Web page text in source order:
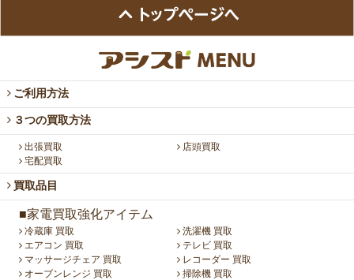
ご利用方法
３つの買取方法
出張買取
店頭買取
宅配買取
買取品目
■家電買取強化アイテム
冷蔵庫 買取
洗濯機 買取
エアコン 買取
テレビ 買取
マッサージチェア 買取
レコーダー 買取
オーブンレンジ 買取
掃除機 買取